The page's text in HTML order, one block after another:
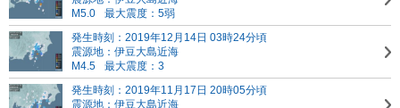
M5.0
最大震度：5弱
発生時刻：2019年12月14日 03時24分頃
震源地：伊豆大島近海
M4.5
最大震度：3
発生時刻：2019年11月17日 20時05分頃
震源地：伊豆大島近海